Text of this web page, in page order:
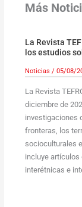
Más
La Revista
los estudios
Noticias / 05/08/
La Revista
diciembre de
investigaciones
fronteras, los
socioculturales
incluye artículos
interétnicas e